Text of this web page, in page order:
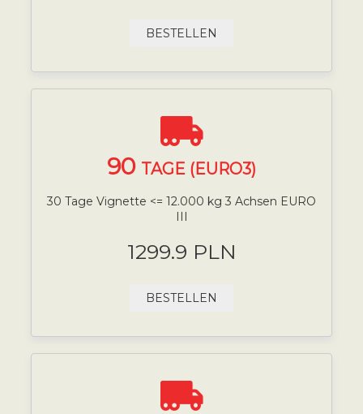
BESTELLEN
90 TAGE (EURO3)
30 Tage Vignette <= 12.000 kg 3 Achsen EURO
1299.9 PLN
BESTELLEN